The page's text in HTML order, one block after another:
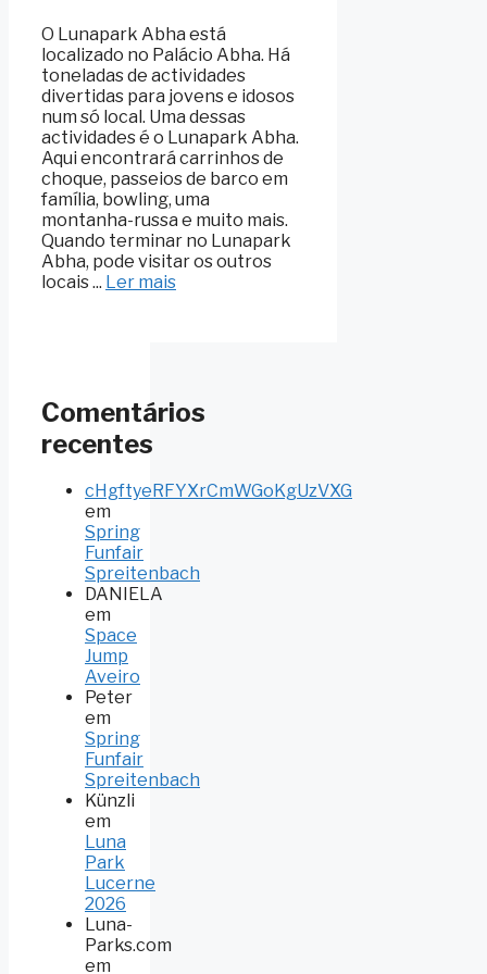
O Lunapark Abha está
localizado no Palácio Abha. Há
toneladas de actividades
divertidas para jovens e idosos
num só local. Uma dessas
actividades é o Lunapark Abha.
Aqui encontrará carrinhos de
choque, passeios de barco em
família, bowling, uma
montanha-russa e muito mais.
Quando terminar no Lunapark
Abha, pode visitar os outros
locais ... Ler mais
Comentários
recentes
cHgftyeRFYXrCmWGoKgUzVXG
em
Spring
Funfair
Spreitenbach
DANIELA
em
Space
Jump
Aveiro
Peter
em
Spring
Funfair
Spreitenbach
Künzli
em
Luna
Park
Lucerne
2026
Luna-
Parks.com
em